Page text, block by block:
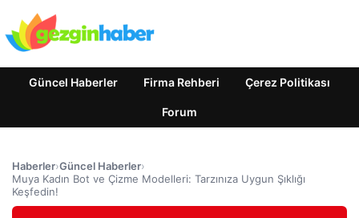
Güncel Haberler Firma Rehberi Çerez Politikası
Forum
Haberler›Güncel Haberler›
Muya Kadın Bot ve Çizme Modelleri: Tarzınıza Uygun Şıklığı
Keşfedin!